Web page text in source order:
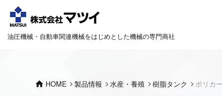
油圧機械・自動車関連機械をはじめとした機械の専門商社
HOME 製品情報 水産・養殖 樹脂タンク ポリカ